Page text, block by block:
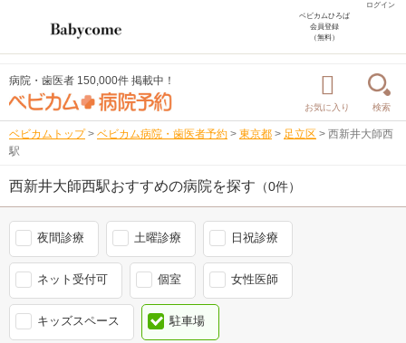
ログイン
ベビカムひろば
会員登録
（無料）
病院・歯医者 150,000件 掲載中！
お気に入り 検索
ベビカムトップ > ベビカム病院・歯医者予約 > 東京都 > 足立区 > 西新井大師西
駅
西新井大師西駅おすすめの病院を探す （0件）
夜間診療 土曜診療 日祝診療
ネット受付可 個室 女性医師
キッズスペース 駐車場